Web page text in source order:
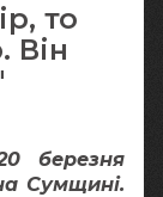
то
Він
березня
Сумщині.